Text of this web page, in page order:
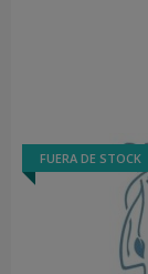
FUERA DE STOCK